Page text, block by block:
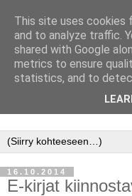
16.10.2014
E-kirjat
This site uses cookies
and to analyze traffic.
shared with Google
metrics to ensure
statistics, and to